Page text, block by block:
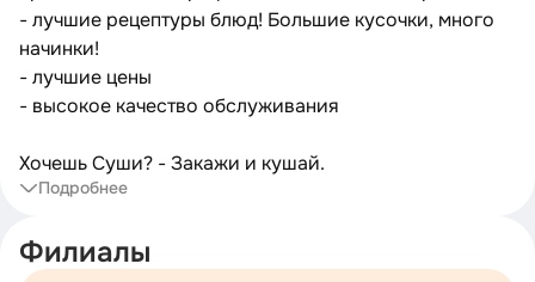
- лучшие рецептуры блюд! Большие кусочки, много
начинки!
- лучшие цены
- высокое качество обслуживания
Хочешь Суши? - Закажи и кушай.
Подробнее
Филиалы